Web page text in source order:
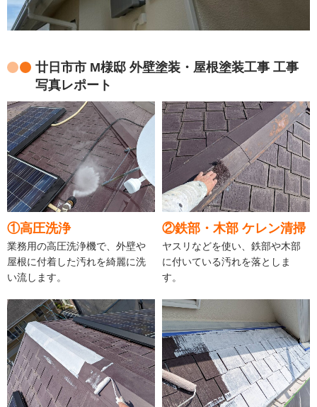
廿日市市 M様邸 外壁塗装・屋根塗装工事 工事
写真レポート
①高圧洗浄
業務用の高圧洗浄機で、外壁や
屋根に付着した汚れを綺麗に洗
い流します。
②鉄部・木部 ケレン清掃
ヤスリなどを使い、鉄部や木部
に付いている汚れを落としま
す。